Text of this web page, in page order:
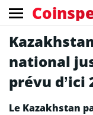
national
prévu d’ici
Le Kazakhstan